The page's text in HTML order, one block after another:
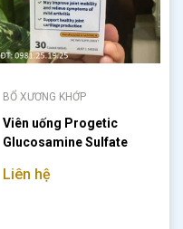
BỔ XƯƠNG KHỚP
Viên uống Progetic
Glucosamine Sulfate
Liên hệ